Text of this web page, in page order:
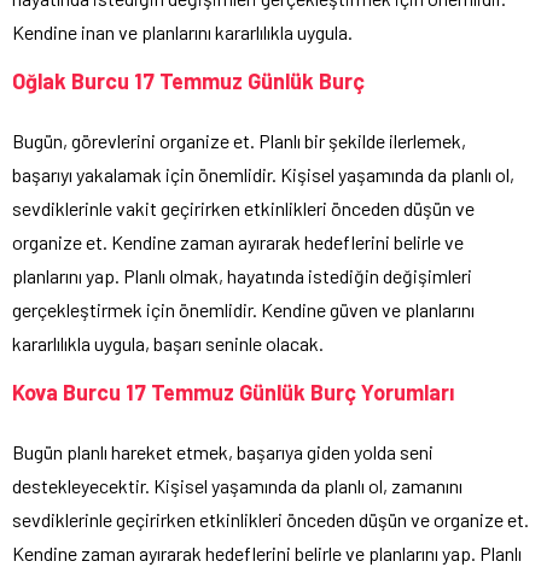
Kendine inan ve planlarını kararlılıkla uygula.
Oğlak Burcu 17 Temmuz Günlük Burç
Bugün, görevlerini organize et. Planlı bir şekilde ilerlemek,
başarıyı yakalamak için önemlidir. Kişisel yaşamında da planlı ol,
sevdiklerinle vakit geçirirken etkinlikleri önceden düşün ve
organize et. Kendine zaman ayırarak hedeflerini belirle ve
planlarını yap. Planlı olmak, hayatında istediğin değişimleri
gerçekleştirmek için önemlidir. Kendine güven ve planlarını
kararlılıkla uygula, başarı seninle olacak.
Kova Burcu 17 Temmuz Günlük Burç Yorumları
Bugün planlı hareket etmek, başarıya giden yolda seni
destekleyecektir. Kişisel yaşamında da planlı ol, zamanını
sevdiklerinle geçirirken etkinlikleri önceden düşün ve organize et.
Kendine zaman ayırarak hedeflerini belirle ve planlarını yap. Planlı